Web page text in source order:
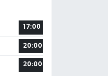
17:00
20:00
20:00